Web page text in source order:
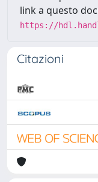
link a questo
https://
Citazioni